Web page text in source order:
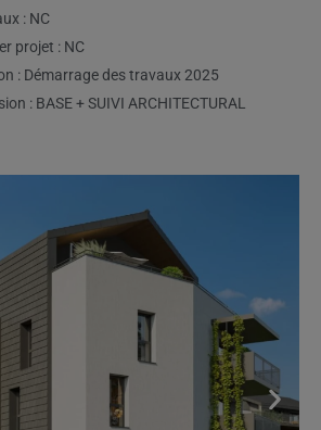
: NC
projet : NC
: Démarrage des travaux 2025
: BASE + SUIVI ARCHITECTURAL